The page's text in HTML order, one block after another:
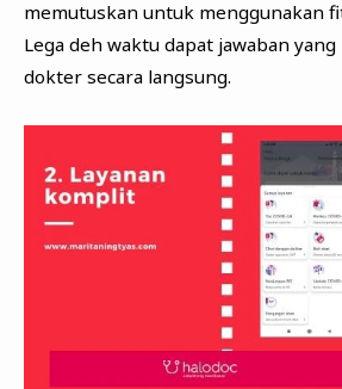
memutuskan untuk menggunakan
Lega deh waktu dapat jawaban
dokter secara langsung.